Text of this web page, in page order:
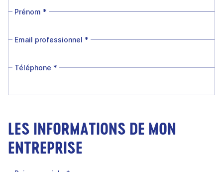
Prénom *
Email professionnel *
Téléphone *
LES INFORMATIONS DE MON
ENTREPRISE